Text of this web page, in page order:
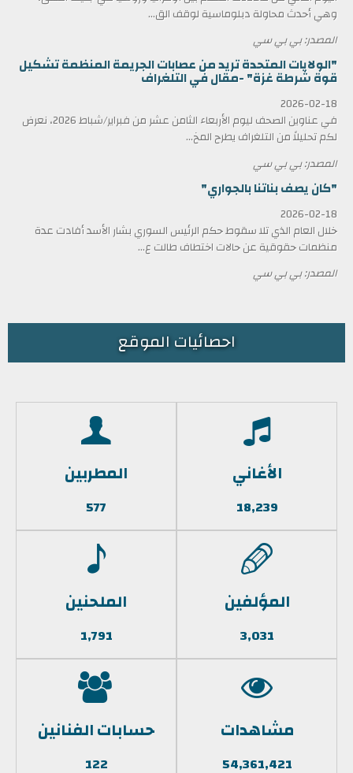
وهي أحدث محاولة دبلوماسية لوقف الق...
المصدر: بي بي سي
"الولايات المتحدة تريد من عصابات الجريمة المنظمة تشكيل
قوة شرطة غزة" -مقال في التلغراف
2026-02-18
في عناوين الصحف ليوم الأربعاء الثامن عشر من فبراير/شباط 2026، نعرض
لكم تحليلاً من التلغراف يطرح المخ...
المصدر: بي بي سي
"كان يصف بناتنا بالجواري"
2026-02-18
خلال العام الذي تلا سقوط حكم الرئيس السوري بشار الأسد أفادت عدة
منظمات حقوقية عن حالات اختطاف طالت ع...
المصدر: بي بي سي
احصائيات الموقع
الأغاني
18,239
المطربين
577
المؤلفين
3,031
الملحنين
1,791
مشاهدات
54,361,421
حسابات الفنانين
122